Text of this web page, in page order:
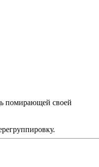
помирающей своей